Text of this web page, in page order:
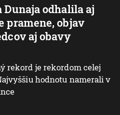
odhalila aj
pramene, objav
aj obavy
rekord je rekordom celej
hodnotu namerali v